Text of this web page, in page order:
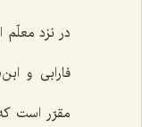
در نزد معلّم
فارابی و
مقرّر است